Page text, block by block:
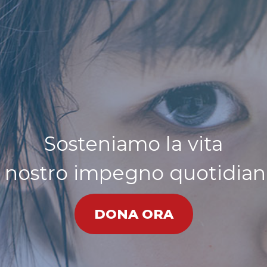
Sosteniamo la vita
nostro impegno
DONA ORA